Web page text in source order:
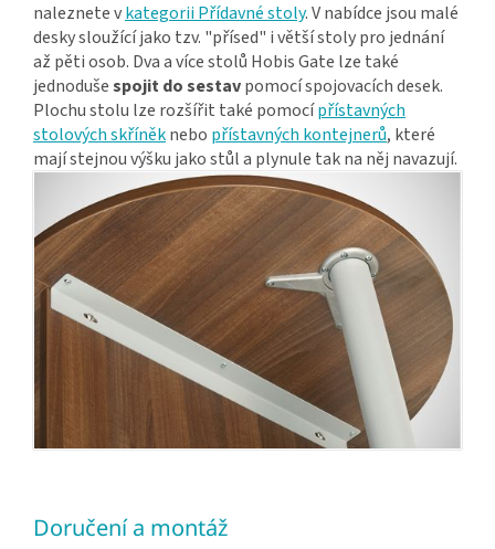
naleznete vkategorii Přídavné stoly. V nabídce jsou malé
desky sloužící jako tzv. "přísed" i větší stoly pro jednání
až pěti osob. Dva a více stolů Hobis Gate lze také
jednodušespojit do sestavpomocí spojovacích desek.
Plochu stolu lze rozšířit také pomocípřístavných
stolových skříněknebo přístavných kontejnerů, které
mají stejnou výšku jako stůl a plynule tak na něj navazují.
Doručení a montáž